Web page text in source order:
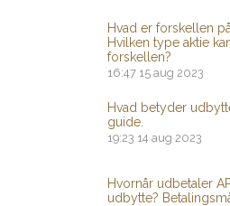
Hvad er forskellen
Hvilken type aktie
forskellen?
16:47 15 aug 2023
Hvad betyder
guide.
19:23 14 aug 2023
Hvornår udbetaler
udbytte?